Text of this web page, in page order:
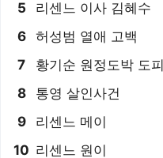
5 리센느 이사 김혜수
6 허성범 열애 고백
7 황기순 원정도박 도피
8 통영 살인사건
9 리센느 메이
10 리센느 원이